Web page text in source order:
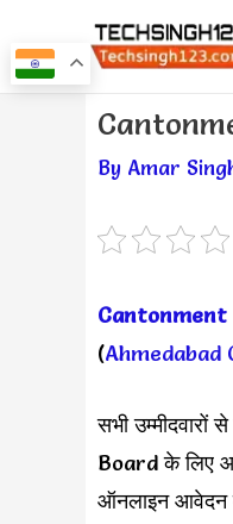
to
By Amar
Cantonment
(
सभी उम्मीदवारों
Board के लिए
ऑनलाइन आवेदन
Post